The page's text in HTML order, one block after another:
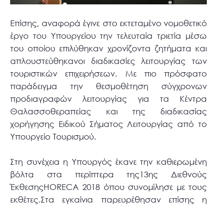
Επίσης, αναφορά έγινε στο εκτεταμένο νομοθετικό
έργο του Υπουργείου την τελευταία τριετία μέσω
του οποίου επιλύθηκαν χρονίζοντα ζητήματα και
απλουστεύθηκανοι διαδικασίες λειτουργίας των
τουριστικών επιχειρήσεων. Με πιο πρόσφατο
παράδειγμα την θεσμοθέτηση σύγχρονων
προδιαγραφών λειτουργίας για τα Κέντρα
Θαλασσοθεραπείας και της διαδικασίας
χορήγησης Ειδικού Σήματος Λειτουργίας από το
Υπουργείο Τουρισμού.
Στη συνέχεια η Υπουργός έκανε την καθιερωμένη
βόλτα στα περίπτερα της13ης Διεθνούς
ΈκθεσηςHORECA 2018 όπου συνομίλησε με τους
εκθέτες.Στα εγκαίνια παρευρέθησαν επίσης η